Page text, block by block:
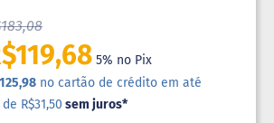
5% no Pix
no cartão de crédito em até
de R$31,50 sem juros*